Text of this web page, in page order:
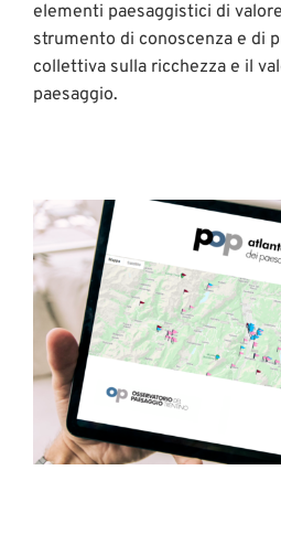
elementi paesaggistici di
strumento di conoscenza e di
collettiva sulla ricchezza e il
paesaggio.